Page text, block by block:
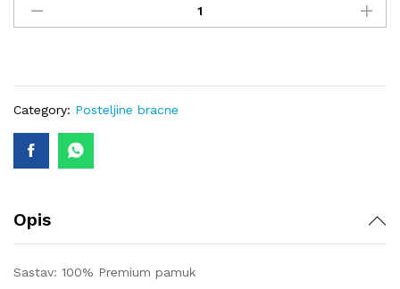
dupla
posteljina
SET
7/1
dvije
za
jorgan
Category: Posteljine bracne
Opis
Sastav: 100% Premium pamuk